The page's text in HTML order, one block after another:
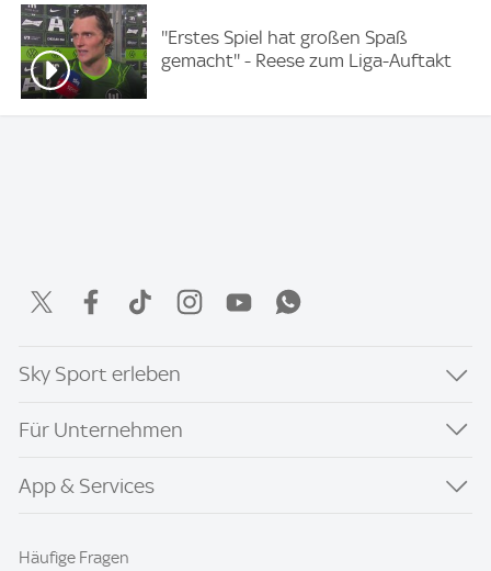
''Erstes Spiel hat großen Spaß
gemacht'' - Reese zum Liga-Auftakt
Sky Sport erleben
Für Unternehmen
App & Services
Häufige Fragen